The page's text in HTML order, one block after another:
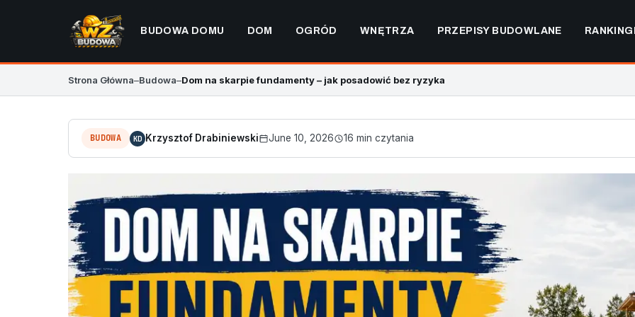
BUDOWA DOMU DOM OGRÓD WNĘTRZA PRZEPISY BUDOWLANE
Strona Główna–Budowa–Dom na skarpie fundamenty – jak posadowić bez ryzyka
BUDOWA KD Krzysztof Drabiniewski June 10, 2026 16 min czytania